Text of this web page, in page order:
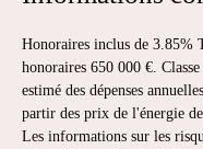
Honoraires inclus de 3.85%
honoraires 650 000 €.
estimé des dépenses
partir des prix de l'énergie
Les informations sur les